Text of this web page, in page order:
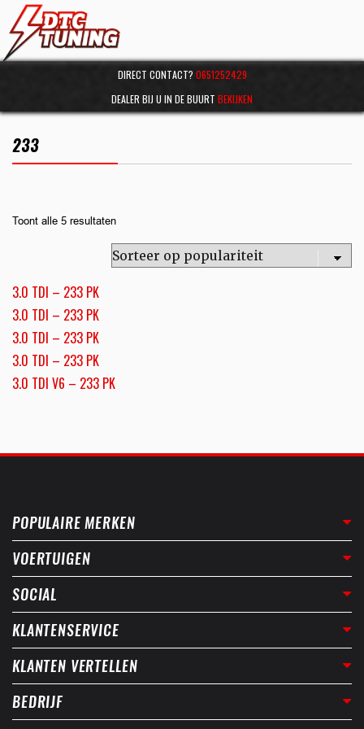
DIRECT CONTACT? 0651252429
DEALER BIJ U IN DE BUURT BEKIJKEN
233
Toont alle 5 resultaten
3.0 TDI – 233 PK
3.0 TDI – 233 PK
3.0 TDI – 233 PK
3.0 TDI – 233 PK
3.0 TDI V6 – 233 PK
POPULAIRE MERKEN
VOERTUIGEN
SOCIAL
KLANTENSERVICE
KLANTEN VERTELLEN
BEDRIJF